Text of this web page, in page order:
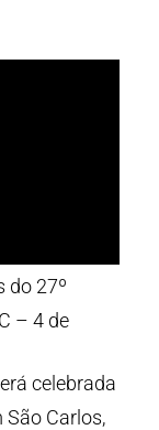
do 27º
– 4 de
celebrada
São Carlos,